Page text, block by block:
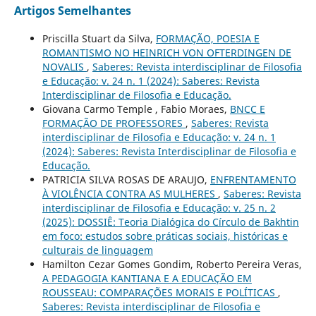
Artigos Semelhantes
Priscilla Stuart da Silva, FORMAÇÃO, POESIA E
ROMANTISMO NO HEINRICH VON OFTERDINGEN DE
NOVALIS , Saberes: Revista interdisciplinar de Filosofia
e Educação: v. 24 n. 1 (2024): Saberes: Revista
Interdisciplinar de Filosofia e Educação.
Giovana Carmo Temple , Fabio Moraes, BNCC E
FORMAÇÃO DE PROFESSORES , Saberes: Revista
interdisciplinar de Filosofia e Educação: v. 24 n. 1
(2024): Saberes: Revista Interdisciplinar de Filosofia e
Educação.
PATRICIA SILVA ROSAS DE ARAUJO, ENFRENTAMENTO
À VIOLÊNCIA CONTRA AS MULHERES , Saberes: Revista
interdisciplinar de Filosofia e Educação: v. 25 n. 2
(2025): DOSSIÊ: Teoria Dialógica do Círculo de Bakhtin
em foco: estudos sobre práticas sociais, históricas e
culturais de linguagem
Hamilton Cezar Gomes Gondim, Roberto Pereira Veras,
A PEDAGOGIA KANTIANA E A EDUCAÇÃO EM
ROUSSEAU: COMPARAÇÕES MORAIS E POLÍTICAS ,
Saberes: Revista interdisciplinar de Filosofia e